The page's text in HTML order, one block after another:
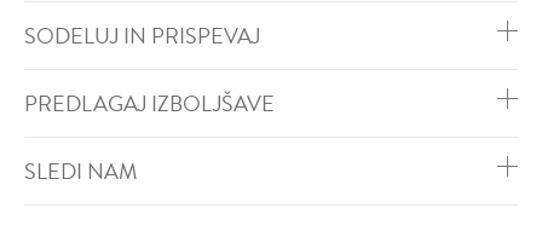
SODELUJ IN PRISPEVAJ
PREDLAGAJ IZBOLJŠAVE
SLEDI NAM